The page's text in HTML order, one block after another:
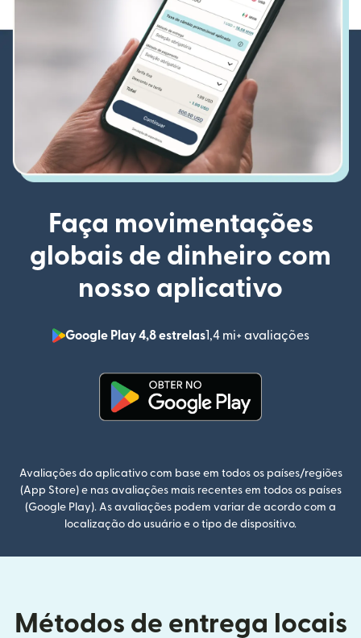
Faça movimentações
globais de dinheiro com
nosso aplicativo
Google Play 4,8 estrelas1,4 mi+ avaliações
(abre
Avaliações do aplicativo com base em todos os países/regiões
(App Store) e nas avaliações mais recentes em todos os países
(Google Play). As avaliações podem variar de acordo com a
localização do usuário e o tipo de dispositivo.
Métodos de entrega locais